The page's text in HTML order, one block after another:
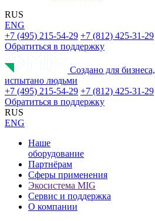
RUS
ENG
+7 (495) 215-54-29 +7 (812) 425-31-29
Обратиться в поддержку
Создано для бизнеса,
испытано людьми
+7 (495) 215-54-29 +7 (812) 425-31-29
Обратиться в поддержку
RUS
ENG
Наше
оборудование
Партнёрам
Сферы применения
Экосистема MIG
Сервис и поддержка
О компании